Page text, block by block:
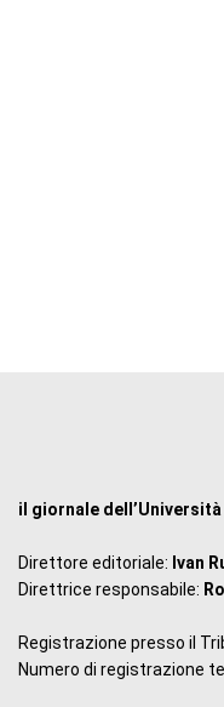
il giornale
Direttore editoriale: Ivan
Direttrice responsabile:
Registrazione presso il
Numero di registrazione